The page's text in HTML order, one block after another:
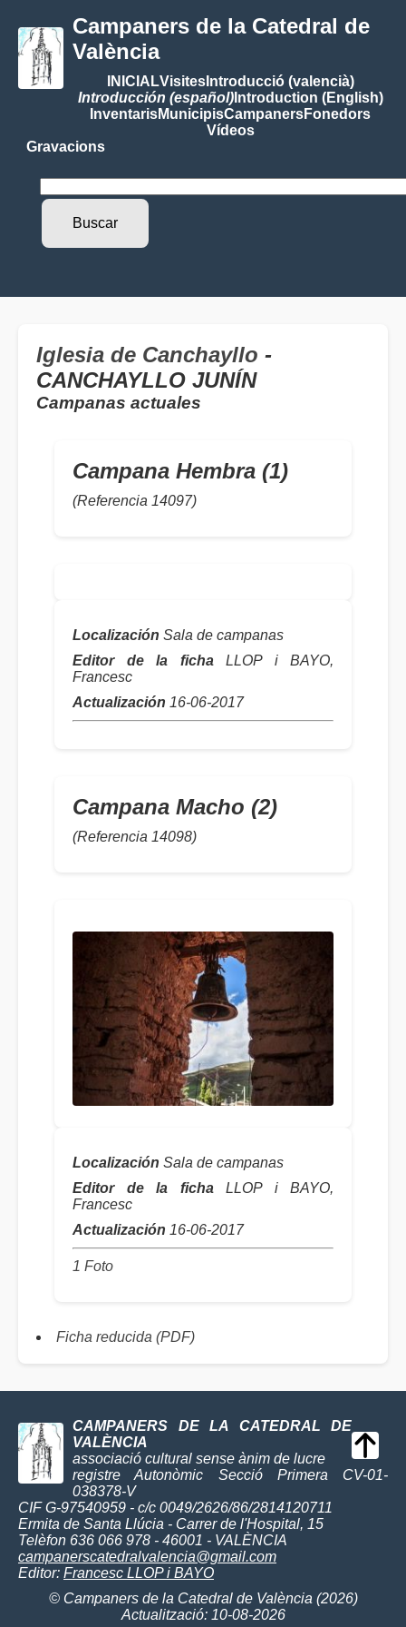
Campaners de la Catedral de
València
INICIALVisitesIntroducció (valencià)
Introducción (español)Introduction (English)
InventarisMunicipisCampanersFonedors
Vídeos
Gravacions
Iglesia de Canchayllo -
CANCHAYLLO JUNÍN
Campanas actuales
Campana Hembra (1)
(Referencia 14097)
Localización Sala de campanas
Editor de la fichaLLOP i BAYO,
Francesc
Actualización 16-06-2017
Campana Macho (2)
(Referencia 14098)
Localización Sala de campanas
Editor de la fichaLLOP i BAYO,
Francesc
Actualización 16-06-2017
1 Foto
Ficha reducida (PDF)
CAMPANERS DE LA CATEDRAL DE
VALÈNCIA
associació cultural sense ànim de lucre
registre Autonòmic Secció Primera CV-01-
038378-V
CIF G-97540959 - c/c 0049/2626/86/2814120711
Ermita de Santa Llúcia - Carrer de l'Hospital, 15
Telèfon 636 066 978 - 46001 - VALÈNCIA
campanerscatedralvalencia@gmail.com
Editor: Francesc LLOP i BAYO
© Campaners de la Catedral de València (2026)
Actualització: 10-08-2026